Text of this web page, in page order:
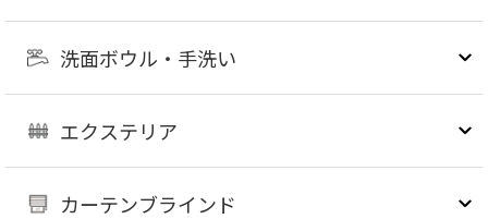
洗面ボウル・手洗い
エクステリア
カーテンブラインド